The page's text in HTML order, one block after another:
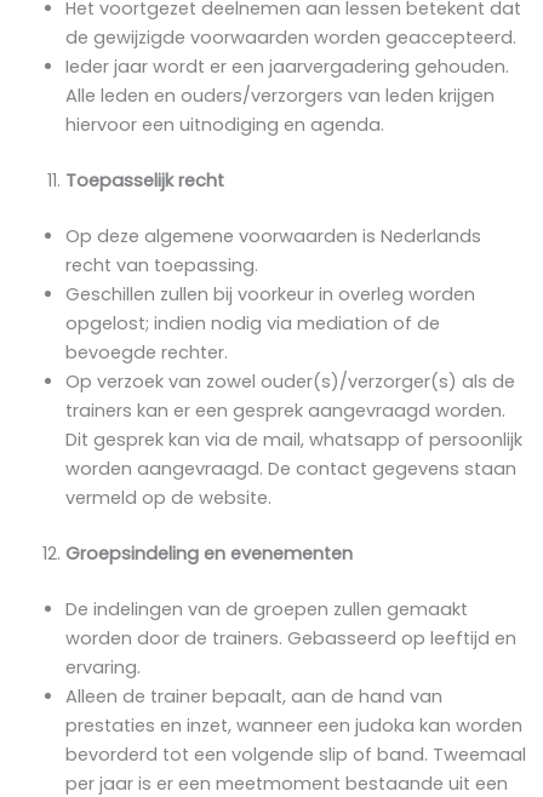
Het voortgezet deelnemen aan lessen betekent dat
de gewijzigde voorwaarden worden geaccepteerd.
Ieder jaar wordt er een jaarvergadering gehouden.
Alle leden en ouders/verzorgers van leden krijgen
hiervoor een uitnodiging en agenda.
Toepasselijk recht
Op deze algemene voorwaarden is Nederlands
recht van toepassing.
Geschillen zullen bij voorkeur in overleg worden
opgelost; indien nodig via mediation of de
bevoegde rechter.
Op verzoek van zowel ouder(s)/verzorger(s) als de
trainers kan er een gesprek aangevraagd worden.
Dit gesprek kan via de mail, whatsapp of persoonlijk
worden aangevraagd. De contact gegevens staan
vermeld op de website.
Groepsindeling en evenementen
De indelingen van de groepen zullen gemaakt
worden door de trainers. Gebasseerd op leeftijd en
ervaring.
Alleen de trainer bepaalt, aan de hand van
prestaties en inzet, wanneer een judoka kan worden
bevorderd tot een volgende slip of band. Tweemaal
per jaar is er een meetmoment bestaande uit een